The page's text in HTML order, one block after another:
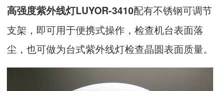
高强度紫外线灯LUYOR-3410配有不锈钢可调节
支架，即可用于便携式操作，检查机台表面落
尘，也可做为台式紫外线灯检查晶圆表面质量。